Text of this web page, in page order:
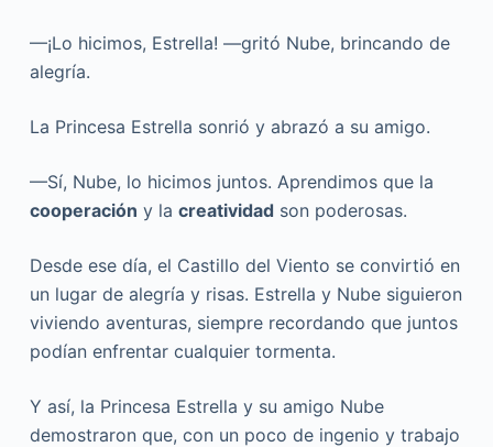
—¡Lo hicimos, Estrella! —gritó Nube, brincando de
alegría.
La Princesa Estrella sonrió y abrazó a su amigo.
—Sí, Nube, lo hicimos juntos. Aprendimos que la
cooperación y la creatividadson poderosas.
Desde ese día, el Castillo del Viento se convirtió en
un lugar de alegría y risas. Estrella y Nube siguieron
viviendo aventuras, siempre recordando que juntos
podían enfrentar cualquier tormenta.
Y así, la Princesa Estrella y su amigo Nube
demostraron que, con un poco de ingenio y trabajo